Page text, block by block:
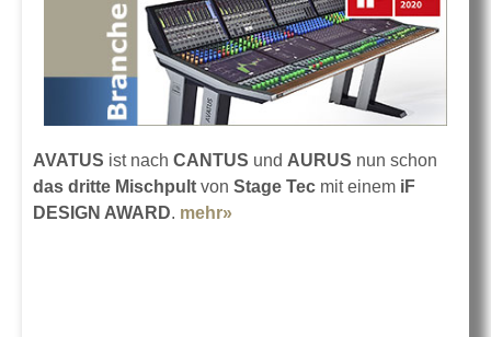
AVATUS ist nach CANTUS und AURUS nun schon
das dritte Mischpult von Stage Tec mit einem iF
DESIGN AWARD. mehr»